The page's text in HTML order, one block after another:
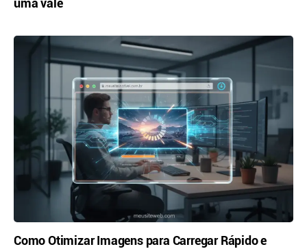
uma vale
Como Otimizar Imagens para Carregar Rápido e